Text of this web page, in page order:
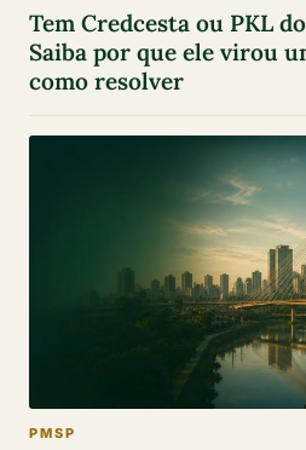
Tem Credcesta ou PKL
Saiba por que ele virou
como resolver
PMSP